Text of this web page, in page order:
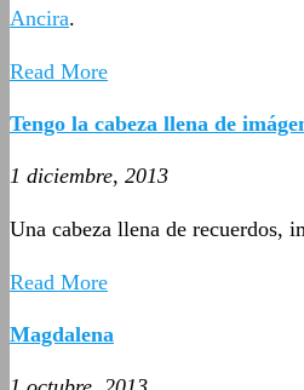
Ancira.
Read More
Tengo la cabeza llena de
1 diciembre, 2013
Una cabeza llena de recuerdos,
Read More
Magdalena